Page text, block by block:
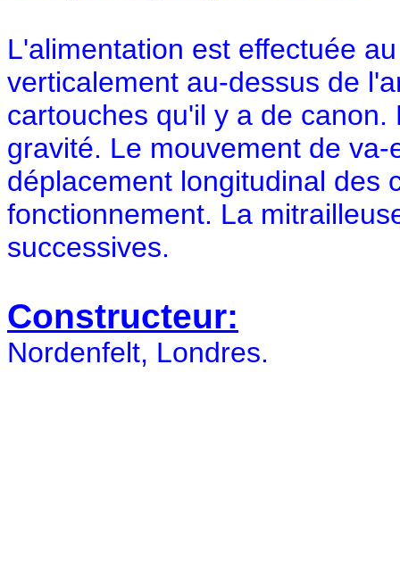
L'alimentation est effectuée
verticalement au-dessus de
cartouches qu'il y a de
gravité. Le mouvement de
déplacement longitudinal des
fonctionnement. La
successives.
Constructeur:
Nordenfelt, Londres.